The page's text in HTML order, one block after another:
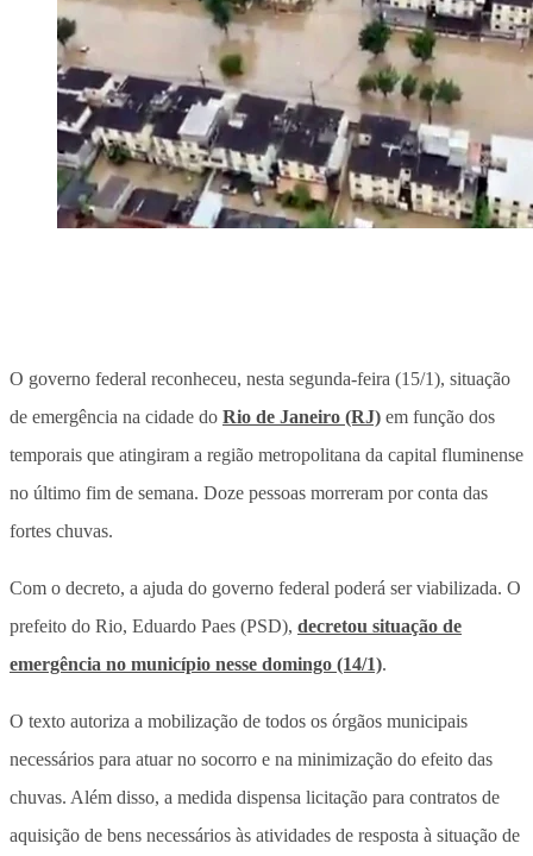
O governo federal reconheceu, nesta segunda-feira (15/1), situação
de emergência na cidade do Rio de Janeiro (RJ) em função dos
temporais que atingiram a região metropolitana da capital fluminense
no último fim de semana. Doze pessoas morreram por conta das
fortes chuvas.
Com o decreto, a ajuda do governo federal poderá ser viabilizada. O
prefeito do Rio, Eduardo Paes (PSD), decretou situação de
emergência no município nesse domingo (14/1).
O texto autoriza a mobilização de todos os órgãos municipais
necessários para atuar no socorro e na minimização do efeito das
chuvas. Além disso, a medida dispensa licitação para contratos de
aquisição de bens necessários às atividades de resposta à situação de